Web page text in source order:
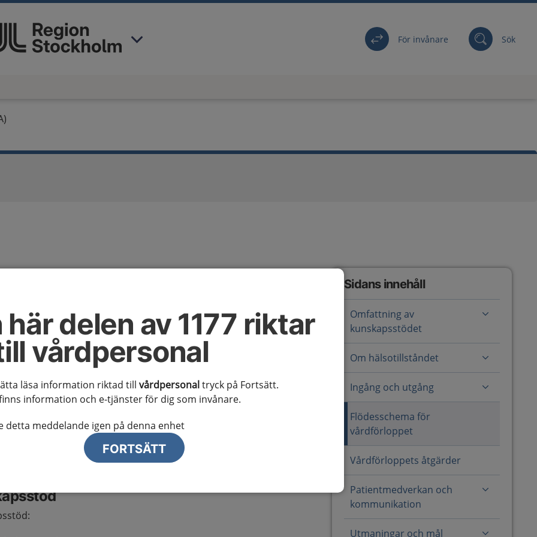
här delen av 1177 riktar
vårdpersonal
läsa information riktad till vårdpersonaltryck på Fortsätt.
information och e-tjänster för dig som invånare.
detta meddelande igen på denna enhet
FORTSÄTT
har valt regionStockholms län För invånare Sök
(GCA)
om GCA och avslutas när patienten haft
efter diagnos. Vårdförloppet avser
kriterier för omfattningen finns under rubriken
Sidans innehåll
Omfattning av
kunskapsstödet
Om hälsotillståndet
Ingång och utgång
Flödesschema för
vårdförloppet
Vårdförloppets åtgärder
Patientmedverkan och
kommunikation
Utmaningar och mål